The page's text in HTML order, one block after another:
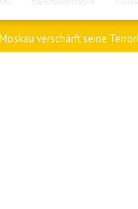
und Papua-